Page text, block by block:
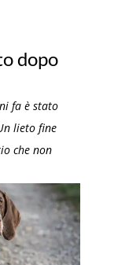
dopo
fa è stato
lieto fine
che non